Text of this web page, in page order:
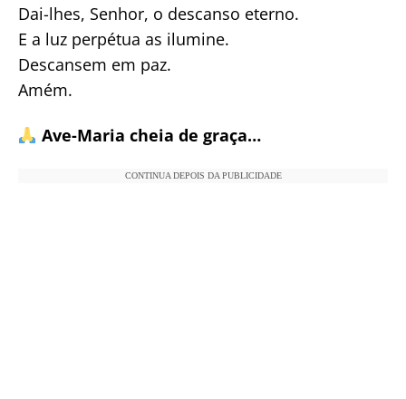
Dai-lhes, Senhor, o descanso eterno.
E a luz perpétua as ilumine.
Descansem em paz.
Amém.
Ave-Maria cheia de graça…
CONTINUA DEPOIS DA PUBLICIDADE